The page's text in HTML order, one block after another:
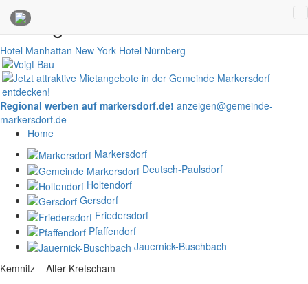
Anzeigen
Hotel Manhattan New York Hotel Nürnberg
Regional werben auf markersdorf.de! anzeigen@gemeinde-
markersdorf.de
Home
Markersdorf
Deutsch-Paulsdorf
Holtendorf
Gersdorf
Friedersdorf
Pfaffendorf
Jauernick-Buschbach
Kemnitz – Alter Kretscham